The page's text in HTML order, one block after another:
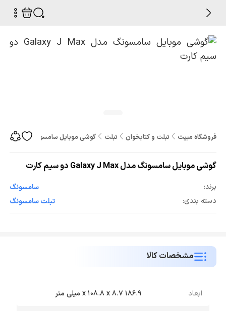
فروشگاه مبیت تبلت و کتابخوان تبلت گوشی موبایل سامسونگ مدل Galaxy J Max دو سیم کارت
گوشی موبایل سامسونگ مدل Galaxy J Max دو سیم کارت
برند:
سامسونگ
دسته بندی:
تبلت سامسونگ
مشخصات کالا
ابعاد 186.9 x 108.8 x 8.7 میلی متر